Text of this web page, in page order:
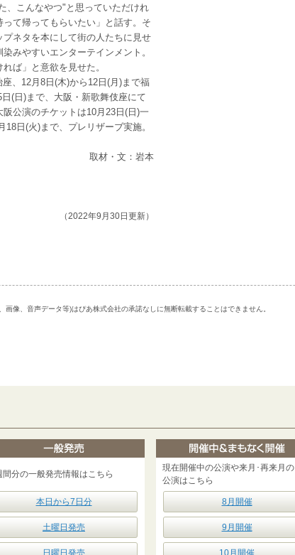
、こんなやつ"と思っていただけれ
て帰ってもらいたい」と話す。そ
ネタを本にして街の人たちに見せ
みやすいエンターテインメント。
ば」と意欲を見せた。
、12月8日(木)から12日(月)まで福
(日)まで、大阪・新歌舞伎座にて
公演のチケットは10月23日(日)一
日(火)まで、プレリザーブ実施。
取材・文：岩本
（2022年9月30日更新）
像、音声データ等)はぴあ株式会社の承諾なしに無断転載することはできません。
間分の一般発売情報はこちら
本日から7日分
土曜日発売
日曜日発売
現在開催中の公演や来月･再来月の
公演はこちら
8月開催
9月開催
10月開催